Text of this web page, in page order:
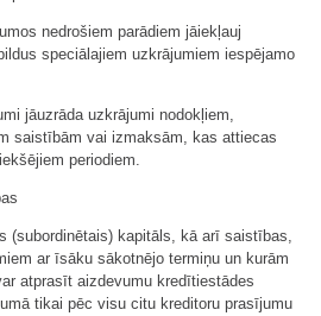
nedrošiem parādiem jāiekļauj
speciālajiem uzkrājumiem iespējamo
jāuzrāda uzkrājumi nodokļiem,
saistībām vai izmaksām, kas attiecas
periodiem.
(subordinētais) kapitāls, kā arī saistības,
ar īsāku sākotnējo termiņu un kurām
atprasīt aizdevumu kredītiestādes
tikai pēc visu citu kreditoru prasījumu